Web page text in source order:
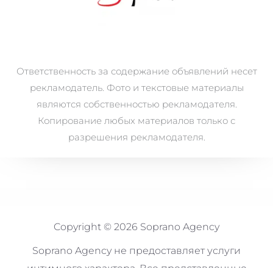
Ответственность за содержание объявлений несет
рекламодатель. Фото и текстовые материалы
являются собственностью рекламодателя.
Копирование любых материалов только с
разрешения рекламодателя.
Copyright © 2026 Soprano Agency
Soprano Agency не предоставляет услуги